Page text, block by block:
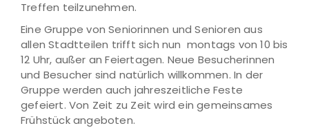
Treffen teilzunehmen.
Eine Gruppe von Seniorinnen und Senioren aus
allen Stadtteilen trifft sich nun montags von 10 bis
12 Uhr, außer an Feiertagen. Neue Besucherinnen
und Besucher sind natürlich willkommen. In der
Gruppe werden auch jahreszeitliche Feste
gefeiert. Von Zeit zu Zeit wird ein gemeinsames
Frühstück angeboten.